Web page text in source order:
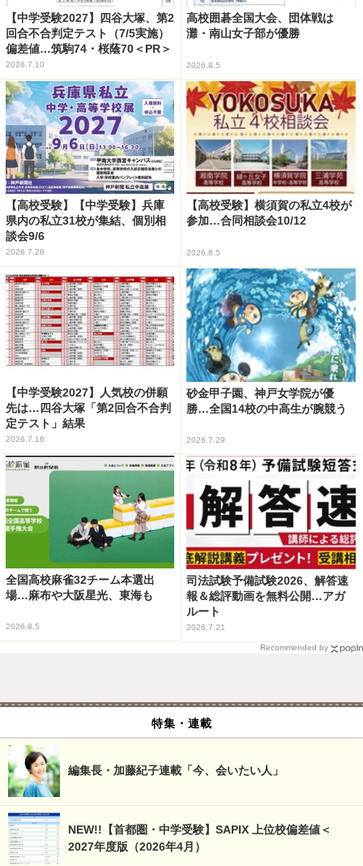
【中学受験2027】四谷大塚、第2
回合不合判定テスト（7/5実施）
偏差値…筑駒74・桜蔭70＜PR＞
2026.7.10
高校囲碁全国大会、団体戦は
灘・南山女子部が優勝
2026.8.5
【高校受験】【中学受験】兵庫
県内の私立31校が集結、個別相
談会9/6
2026.7.28
【高校受験】横須賀の私立4校が
参加…合同相談会10/12
2026.8.5
【中学受験2027】人気校の併願
先は…四谷大塚「第2回合不合判
定テスト」結果
2026.7.16
砂金甲子園、神戸女学院が優
勝…全国14校の中高生が腕競う
2026.7.29
全国高校麻雀32チーム本選出
場…麻布や大阪星光、東海も
2026.8.5
司法試験予備試験2026、解答速
報＆総評動画を無料公開…アガ
ルート
2026.7.21
Recommended by
特集・連載
編集長・加藤紀子連載「今、会いたい人」
NEW!!【首都圏・中学受験】SAPIX 上位校偏差値＜
2027年度版（2026年4月）